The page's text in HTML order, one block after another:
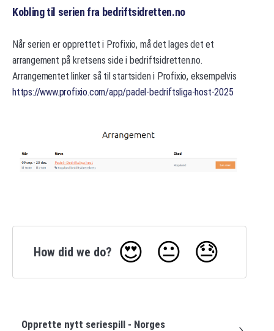
Kobling til serien fra bedriftsidretten.no
Når serien er opprettet i Profixio, må det lages det et
arrangement på kretsens side i bedriftsidretten.no.
Arrangementet linker så til startsiden i Profixio, eksempelvis
https://www.profixio.com/app/padel-bedriftsliga-host-2025
How did we do? 😍 😐 😓
Opprette nytt seriespill - Norges